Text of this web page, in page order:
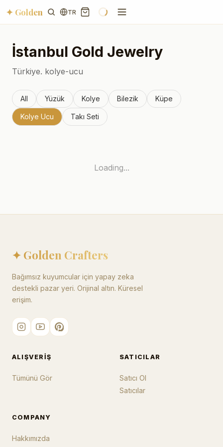
✦ Golden TR
İstanbul Gold Jewelry
Türkiye. kolye-ucu
All Yüzük Kolye Bilezik Küpe
Kolye Ucu Takı Seti
Loading...
✦ Golden Crafters
Bağımsız kuyumcular için yapay zeka
destekli pazar yeri. Orijinal altın. Küresel
erişim.
ALIŞVERIŞ
Tümünü Gör
SATICILAR
Satıcı Ol
Satıcılar
COMPANY
Hakkımızda